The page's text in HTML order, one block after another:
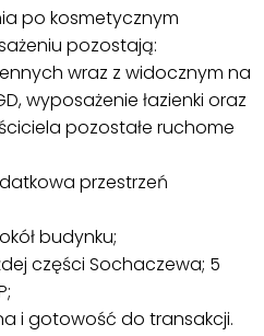
po kosmetycznym
pozostają:
wraz z widocznym na
wyposażenie łazienki oraz
pozostałe ruchome
przestrzeń
budynku;
części Sochaczewa; 5
i gotowość do transakcji.